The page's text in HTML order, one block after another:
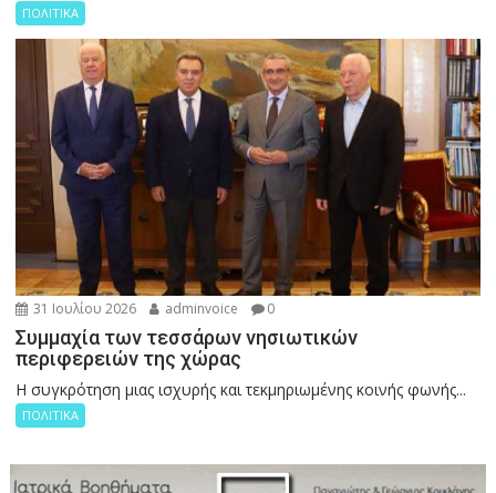
ΠΟΛΙΤΙΚΑ
31 Ιουλίου 2026 adminvoice 0
Συμμαχία των τεσσάρων νησιωτικών
περιφερειών της χώρας
Η συγκρότηση μιας ισχυρής και τεκμηριωμένης κοινής φωνής...
ΠΟΛΙΤΙΚΑ